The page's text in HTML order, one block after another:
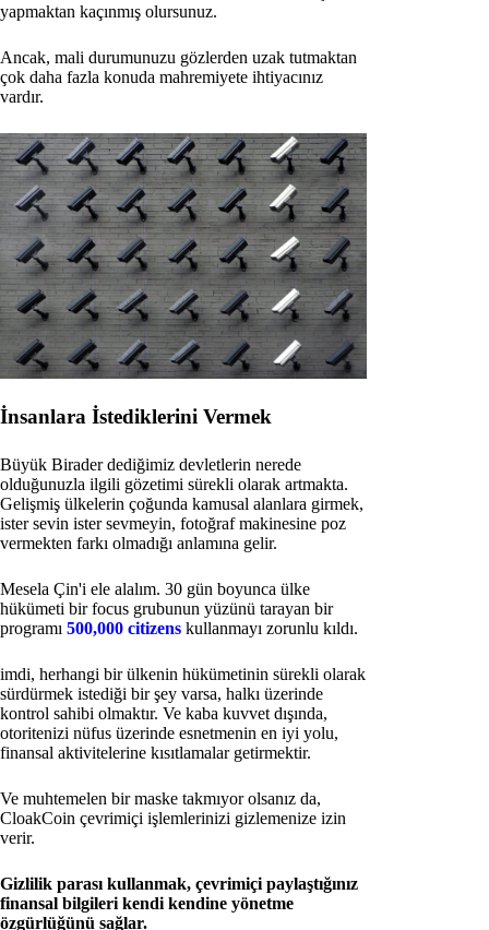
yapmaktan kaçınmış olursunuz.
Ancak, mali durumunuzu gözlerden uzak tutmaktan
çok daha fazla konuda mahremiyete ihtiyacınız
vardır.
İnsanlara İstediklerini Vermek
Büyük Birader dediğimiz devletlerin nerede
olduğunuzla ilgili gözetimi sürekli olarak artmakta.
Gelişmiş ülkelerin çoğunda kamusal alanlara girmek,
ister sevin ister sevmeyin, fotoğraf makinesine poz
vermekten farkı olmadığı anlamına gelir.
Mesela Çin'i ele alalım. 30 gün boyunca ülke
hükümeti bir focus grubunun yüzünü tarayan bir
programı 500,000 citizens kullanmayı zorunlu kıldı.
imdi, herhangi bir ülkenin hükümetinin sürekli olarak
sürdürmek istediği bir şey varsa, halkı üzerinde
kontrol sahibi olmaktır. Ve kaba kuvvet dışında,
otoritenizi nüfus üzerinde esnetmenin en iyi yolu,
finansal aktivitelerine kısıtlamalar getirmektir.
Ve muhtemelen bir maske takmıyor olsanız da,
CloakCoin çevrimiçi işlemlerinizi gizlemenize izin
verir.
Gizlilik parası kullanmak, çevrimiçi paylaştığınız
finansal bilgileri kendi kendine yönetme
özgürlüğünü sağlar.